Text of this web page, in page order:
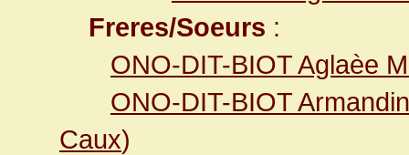
Freres/Soeurs :
ONO-DIT-BIOT Aglaèe
ONO-DIT-BIOT
Caux)